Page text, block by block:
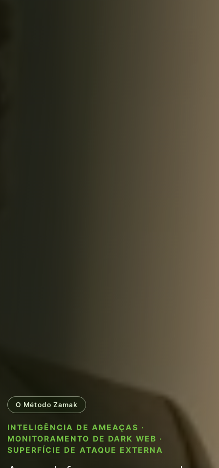
O Método Zamak
INTELIGÊNCIA DE AMEAÇAS ·
MONITORAMENTO DE DARK WEB ·
SUPERFÍCIE DE ATAQUE EXTERNA